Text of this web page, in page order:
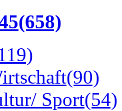
(658)
(90)
Sport(54)